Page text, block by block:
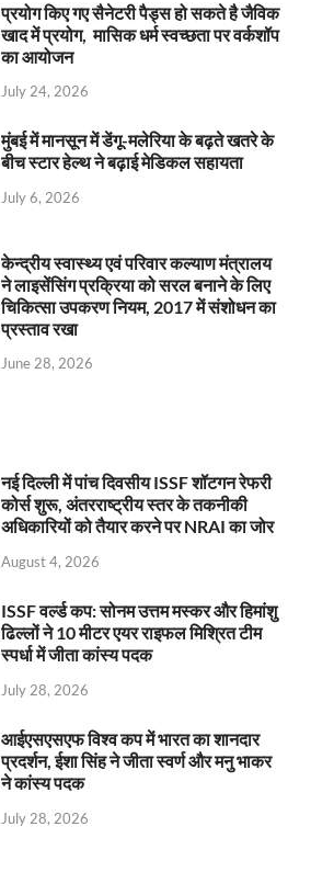
प्रयोग किए गए सैनेटरी पैड्स हो सकते है जैविक
खाद में प्रयोग, मासिक धर्म स्वच्छता पर वर्कशॉप
का आयोजन
July 24, 2026
मुंबई में मानसून में डेंगू-मलेरिया के बढ़ते खतरे के
बीच स्टार हेल्थ ने बढ़ाई मेडिकल सहायता
July 6, 2026
केन्‍द्रीय स्वास्थ्य एवं परिवार कल्याण मंत्रालय
ने लाइसेंसिंग प्रक्रिया को सरल बनाने के लिए
चिकित्सा उपकरण नियम, 2017 में संशोधन का
प्रस्ताव रखा
June 28, 2026
नई दिल्ली में पांच दिवसीय ISSF शॉटगन रेफरी
कोर्स शुरू, अंतरराष्ट्रीय स्तर के तकनीकी
अधिकारियों को तैयार करने पर NRAI का जोर
August 4, 2026
ISSF वर्ल्ड कप: सोनम उत्तम मस्कर और हिमांशु
ढिल्लों ने 10 मीटर एयर राइफल मिश्रित टीम
स्पर्धा में जीता कांस्य पदक
July 28, 2026
आईएसएसएफ विश्व कप में भारत का शानदार
प्रदर्शन, ईशा सिंह ने जीता स्वर्ण और मनु भाकर
ने कांस्य पदक
July 28, 2026